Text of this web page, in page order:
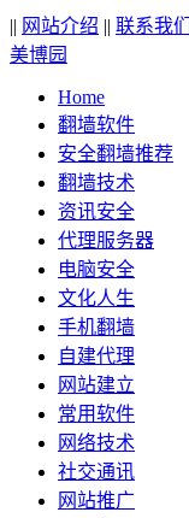
|| 网站介绍 || 联系我们
美博园
Home
翻墙软件
安全翻墙推荐
翻墙技术
资讯安全
代理服务器
电脑安全
文化人生
手机翻墙
自建代理
网站建立
常用软件
网络技术
社交通讯
网站推广